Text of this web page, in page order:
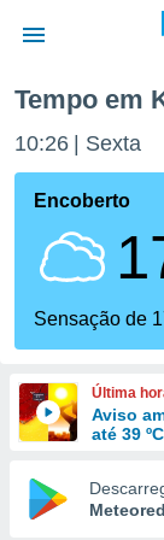
da
foi
fornecidas
a este
das
e
forma
digital
Tempo em
10:26 Sexta
Encoberto
Sensação de
Última
Aviso
até 39